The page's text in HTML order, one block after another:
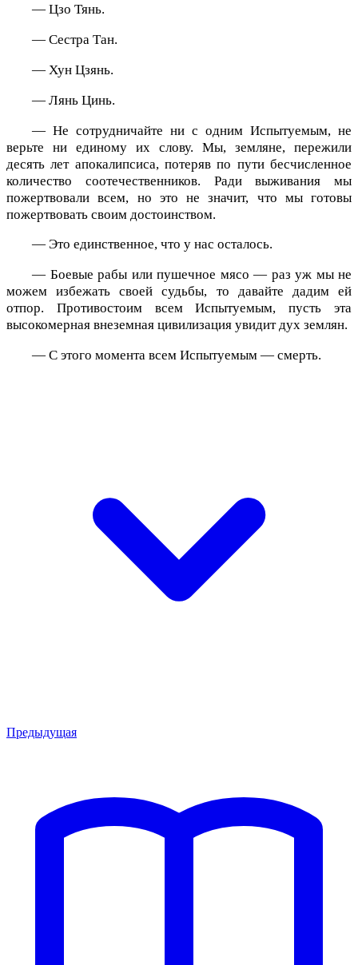
— Цзо Тянь.
— Сестра Тан.
— Хун Цзянь.
— Лянь Цинь.
— Не сотрудничайте ни с одним Испытуемым, не
верьте ни единому их слову. Мы, земляне, пережили
десять лет апокалипсиса, потеряв по пути бесчисленное
количество соотечественников. Ради выживания мы
пожертвовали всем, но это не значит, что мы готовы
пожертвовать своим достоинством.
— Это единственное, что у нас осталось.
— Боевые рабы или пушечное мясо — раз уж мы не
можем избежать своей судьбы, то давайте дадим ей
отпор. Противостоим всем Испытуемым, пусть эта
высокомерная внеземная цивилизация увидит дух землян.
— С этого момента всем Испытуемым — смерть.
Предыдущая